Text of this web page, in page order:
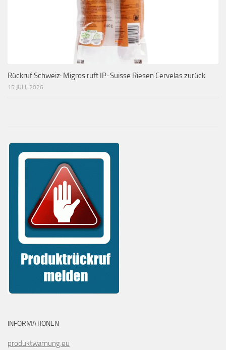
Rückruf Schweiz: Migros ruft IP-Suisse Riesen Cervelas zurück
15 JULI, 2026
INFORMATIONEN
produktwarnung.eu